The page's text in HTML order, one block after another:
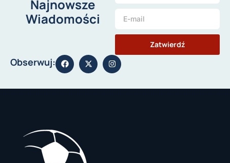
Najnowsze
Wiadomości
Zatwierdź
Obserwuj: